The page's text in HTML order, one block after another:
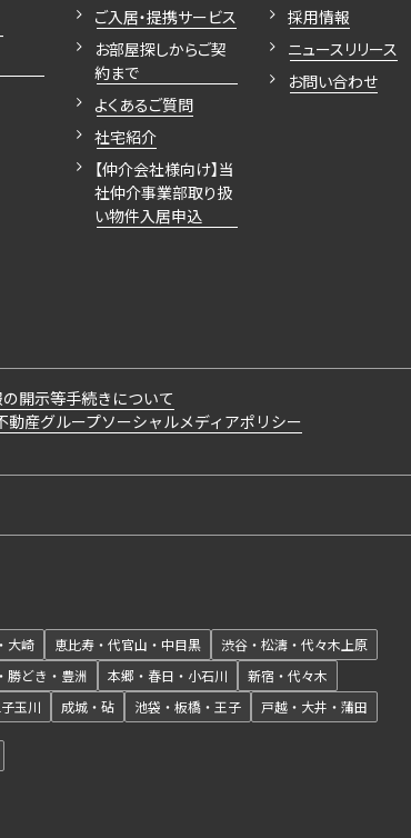
ご入居・提携サービス
お部屋探しからご契
約まで
よくあるご質問
社宅紹介
【仲介会社様向け】当
社仲介事業部取り扱
い物件入居申込
採用情報
ニュースリリース
お問い合わせ
開示等手続きについて
動産グループソーシャルメディアポリシー
大崎 恵比寿・代官山・中目黒
渋谷・松濤・代々木上原
勝どき・豊洲 本郷・春日・小石川
新宿・代々木
玉川 成城・砧 池袋・板橋・王子 戸越・大井・蒲田